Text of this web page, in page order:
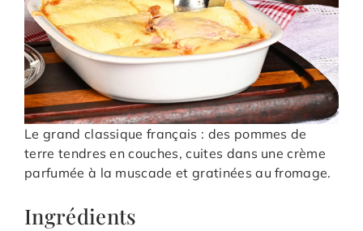
Le grand classique français : des pommes de
terre tendres en couches, cuites dans une crème
parfumée à la muscade et gratinées au fromage.
Ingrédients